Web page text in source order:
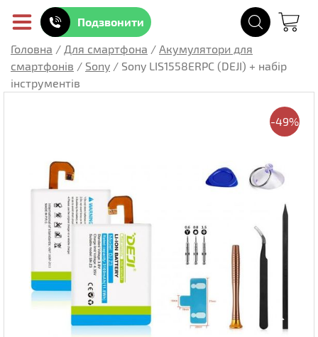
Подзвонити
Головна / Для смартфона / Акумулятори для
смартфонів / Sony / Sony LIS1558ERPC (DEJI) + набір
інструментів
-49%